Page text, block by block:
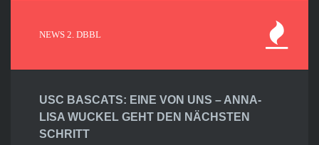
NEWS 2. DBBL
USC BASCATS: EINE VON UNS – ANNA-
LISA WUCKEL GEHT DEN NÄCHSTEN
SCHRITT